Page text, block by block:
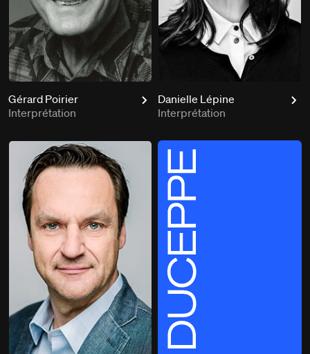
Gérard Poirier
Interprétation
Danielle Lépine
Interprétation